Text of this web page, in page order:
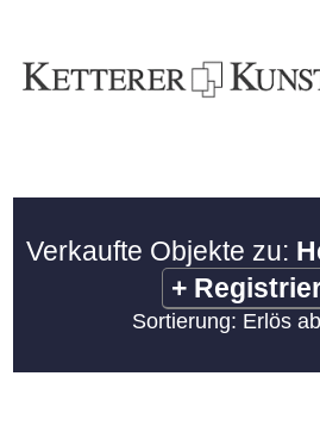
Verkaufte Objekte zu:
+
Sortierung: Erlös